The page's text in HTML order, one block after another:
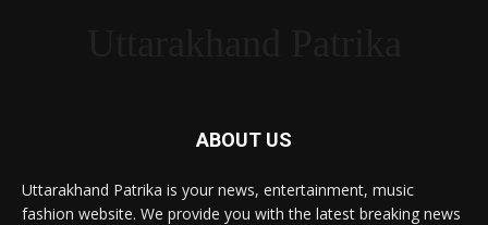
ABOUT US
Uttarakhand Patrika is your news, entertainment, music
fashion website. We provide you with the latest breaking news